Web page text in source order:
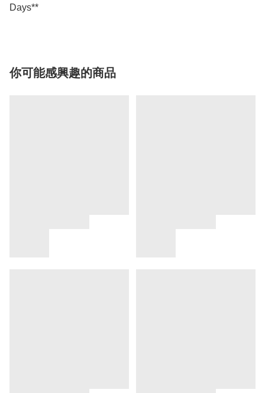
Days**
你可能感興趣的商品